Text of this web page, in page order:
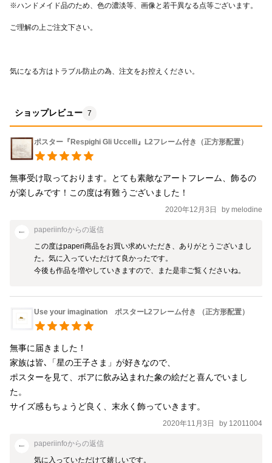
気になる方はトラブル防止の為、注文をお控えください。
ショップレビュー 7
ポスター『Respighi Gli Uccelli』L2フレーム付き（正方形配置）
無事受け取っております。とても素敵なアートフレーム、飾るの
が楽しみです！この度は有難うございました！
2020年12月3日 by melodine
paperiinfoからの返信
この度はpaperi商品をお買い求めいただき、ありがとうございまし
た。気に入っていただけて良かったです。
今後も作品を増やしていきますので、また是非ご覧くださいね。
Use your imagination ポスターL2フレーム付き （正方形配置）
無事に届きました！
家族は皆､「星の王子さま」が好きなので、
ポスターを見て、ボアに飲み込まれた象の絵だと喜んでいまし
た。
サイズ感もちょうど良く、末永く飾っていきます。
2020年11月3日 by 12011004
paperiinfoからの返信
気に入っていただけて嬉しいです。